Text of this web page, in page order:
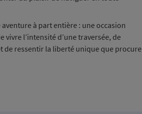
à part entière : une occasion
vivre l’intensité d’une traversée, de
de ressentir la liberté unique que procure